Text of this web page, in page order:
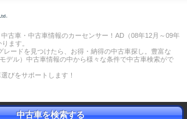
古車・中古車情報のカーセンサー！AD（08年12月～09年
ます。
レードを見つけたら、お得・納得の中古車探し。豊富な
デル）中古車情報の中から様々な条件で中古車検索がで
びをサポートします！
中古車を検索する